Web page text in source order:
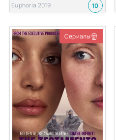
Euphoria 2019 10
Сериалы